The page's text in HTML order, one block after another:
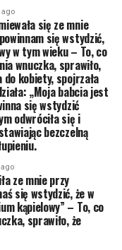
się ze mnie
się wstydzić,
w tym wieku – To, co
wnuczka, sprawiło,
do kobiety, spojrzała
„Moja babcia jest
się wstydzić
odwróciła się i
bezczelną
ze mnie przy
się wstydzić, że w
kąpielowy” – To, co
sprawiło, że